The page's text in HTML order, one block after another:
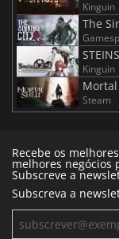
Kinguin
The
Kinguin
Steam
Recebe os
melhores negócios
Subscreve a
Subscreva a